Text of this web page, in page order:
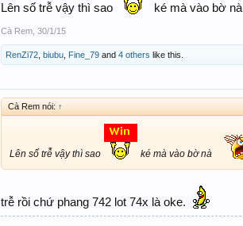
Lên số trễ vậy thì sao ké mà vào bờ nà
Cà Rem 30/1/15
RenZi72 biubu Fine_79 and 4 others like this.
Cà Rem nói: ↑
Lên số trễ vậy thì sao ké mà vào bờ nà
trễ rồi chứ phang 742 lot 74x là oke.